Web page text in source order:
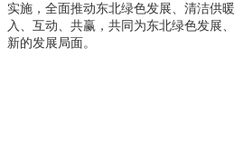
实施，全面推动东北绿色发展、清洁供
入、互动、共赢，共同为东北绿色发展
新的发展局面。